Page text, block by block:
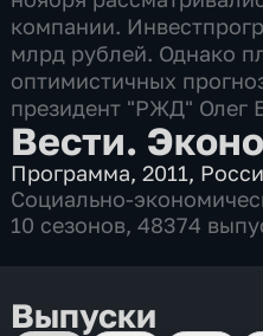
компании.
млрд рублей. Однако
оптимистичных
президент "РЖД" Олег
Вести.
Программа,2011,
Социально-
10 сезонов, 48374
Выпуски